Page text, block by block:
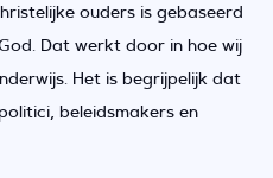
ouders is gebaseerd
Dat werkt door in hoe wij
Het is begrijpelijk dat
beleidsmakers en